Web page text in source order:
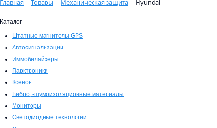
Главная Товары Механическая защита Hyundai
Каталог
Штатные магнитолы GPS
Автосигнализации
Иммобилайзеры
Парктроники
Ксенон
Вибро, -шумоизоляционные материалы
Мониторы
Светодиодные технологии